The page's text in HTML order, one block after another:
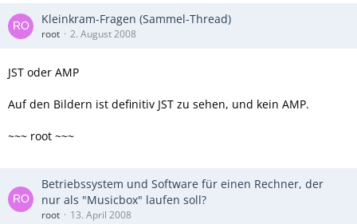
Kleinkram-Fragen (Sammel-Thread)
root 2. August 2008
JST oder AMP
Auf den Bildern ist definitiv JST zu sehen, und kein AMP.
~~~ root ~~~
Betriebssystem und Software für einen Rechner, der
nur als "Musicbox" laufen soll?
root 13. April 2008